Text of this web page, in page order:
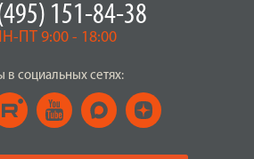
151-84-38
ПТ 9:00 - 18:00
в социальных сетях: